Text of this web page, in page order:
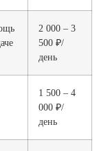
2 000 – 3
500 ₽/
день
1 500 – 4
000 ₽/
день